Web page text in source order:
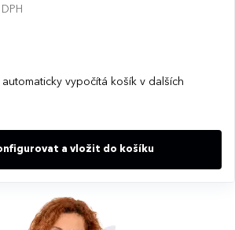
vypočítá košík v dalších
a vložit do košíku